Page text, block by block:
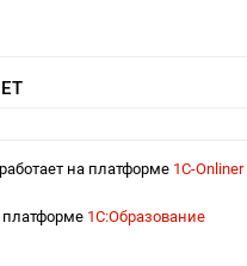
на платформе 1С-Onliner
1С:Образование